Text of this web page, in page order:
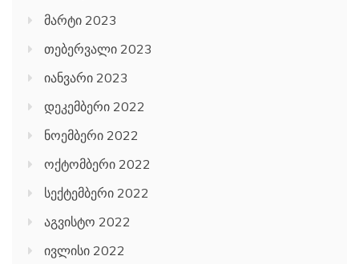
მარტი 2023
თებერვალი 2023
იანვარი 2023
დეკემბერი 2022
ნოემბერი 2022
ოქტომბერი 2022
სექტემბერი 2022
აგვისტო 2022
ივლისი 2022